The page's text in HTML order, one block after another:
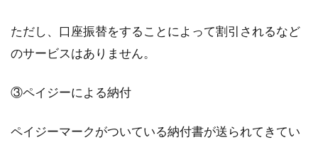
ただし、口座振替をすることによって割引されるなど
のサービスはありません。
③ペイジーによる納付
ペイジーマークがついている納付書が送られてきてい